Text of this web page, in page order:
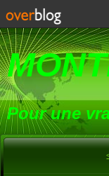
Pour une